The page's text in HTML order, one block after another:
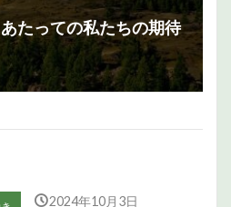
たっての私たちの期待
2024年10月3日